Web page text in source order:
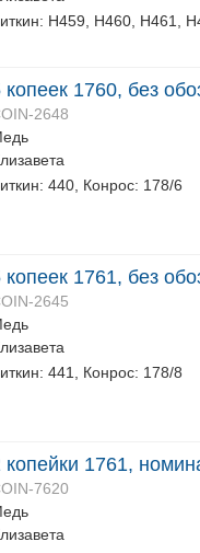
Н459, Н460, Н461,
копеек 1760, без
2648
440, Конрос: 178/6
копеек 1761, без
2645
441, Конрос: 178/8
копейки 1761,
7620